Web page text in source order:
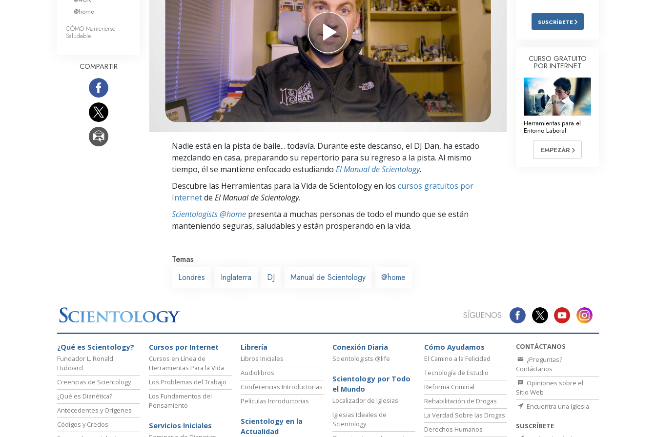
Amor y Odio: ¿Qué es Grandeza?
Respuestas a las Drogas
Herramientas para el Entorno Laboral
La Causa de la Supresión
Investigaciones
Los Fundamentos de la Organización
Los Fundamentos de las Relaciones
Nadie está en la pista de baile... todavía. Durante este descanso, el DJ Dan, ha estado
mezclando en casa, preparando su repertorio para su regreso a la pista. Al mismo
tiempo, él se mantiene enfocado estudiando El Manual de Scientology.
Descubre las Herramientas para la Vida de Scientology en los cursos gratuitos por
Internetde El Manual de Scientology.
Scientologists @home presenta a muchas personas de todo el mundo que se están
manteniendo seguras, saludables y están prosperando en la vida.
Temas
Londres
Inglaterra DJ Manual de Scientology @home
@home
CÓMO Mantenerse
Saludable
COMPARTIR
SUSCRÍBETE
CURSO GRATUITO
POR INTERNET
Herramientas para el
Entorno Laboral
EMPEZAR
SÍGUENOS
¿Qué es Scientology?
Fundador L. Ronald
Hubbard
Creencias de Scientology
¿Qué es Dianética?
Antecedentes y Orígenes
Códigos y Credos
Cursos por Internet
Cursos en Línea de
Herramientas Para la Vida
Los Problemas del Trabajo
Los Fundamentos del
Pensamiento
Servicios Iniciales
Librería
Libros Iniciales
Audiolibros
Conferencias Introductorias
Películas Introductorias
Scientology en la
Actualidad
Conexión Diaria
Scientologists @life
Scientology por Todo
el Mundo
Localizador de Iglesias
Iglesias Ideales de
Scientology
Cómo Ayudamos
El Camino a la Felicidad
Tecnología de Estudio
Reforma Criminal
Rehabilitación de Drogas
La Verdad Sobre las Drogas
Derechos Humanos
CONTÁCTANOS
¿Preguntas?
Contáctanos
Opiniones sobre el
Sitio Web
Encuentra una Iglesia
SUSCRÍBETE